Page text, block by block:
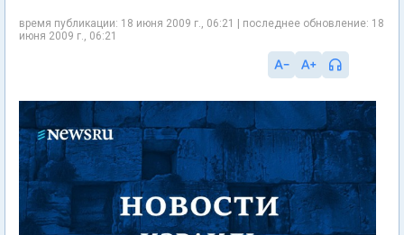
время публикации: 18 июня 2009 г., 06:21 | последнее обновление: 18
июня 2009 г., 06:21